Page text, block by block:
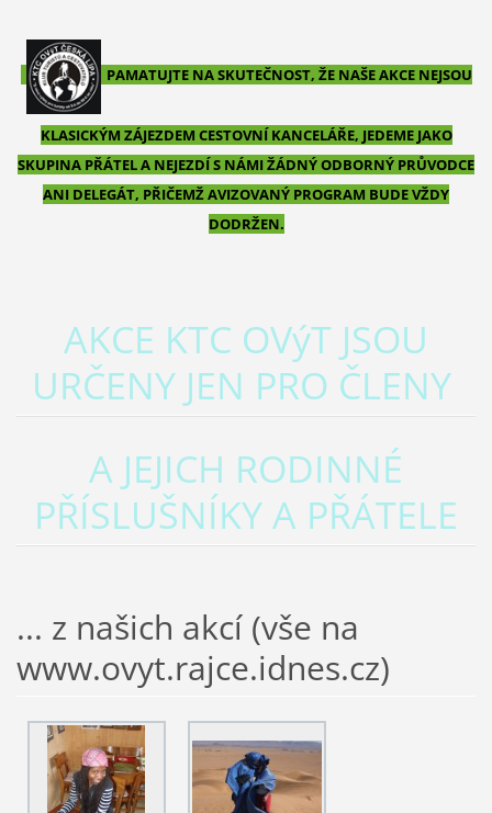
PAMATUJTE NA SKUTEČNOST, ŽE NAŠE AKCE NEJSOU
KLASICKÝM ZÁJEZDEM CESTOVNÍ KANCELÁŘE, JEDEME JAKO
SKUPINA PŘÁTEL A NEJEZDÍ S NÁMI ŽÁDNÝ ODBORNÝ PRŮVODCE
ANI DELEGÁT, PŘIČEMŽ AVIZOVANÝ PROGRAM BUDE VŽDY
DODRŽEN.
AKCE KTC OVýT JSOU
URČENY JEN PRO ČLENY
A JEJICH RODINNÉ
PŘÍSLUŠNÍKY A PŘÁTELE
... z našich akcí (vše na
www.ovyt.rajce.idnes.cz)